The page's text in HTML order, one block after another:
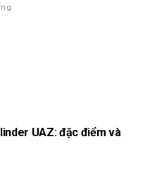
UAZ: đặc điểm và